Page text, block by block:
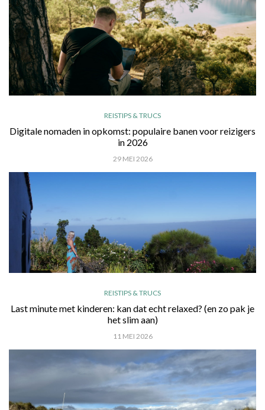
REISTIPS & TRUCS
Digitale nomaden in opkomst: populaire banen voor reizigers
in 2026
29 MEI 2026
REISTIPS & TRUCS
Last minute met kinderen: kan dat echt relaxed? (en zo pak je
het slim aan)
11 MEI 2026